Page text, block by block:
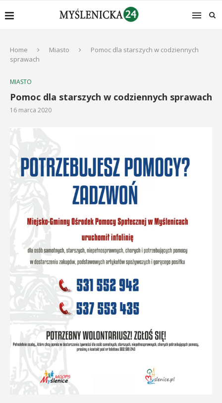
Home Miasto
Pomoc dla starszych w codziennych
sprawach
MIASTO
Pomoc dla starszych w codziennych sprawach
16 marca 2020